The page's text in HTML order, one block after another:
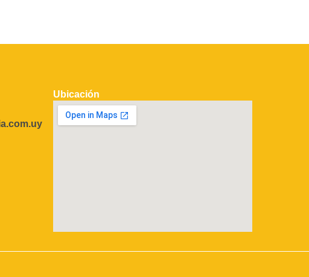
Ubicación